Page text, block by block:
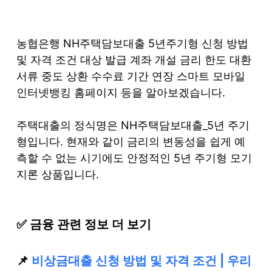
p
o
o
n
e
농협은행 NH주택담보대출 5년주기형 신청 방법
및 자격 조건 대상 발급 계좌 개설 금리 한도 대환
서류 중도 상환 수수료 기간 연장 스마트 모바일
인터넷뱅킹 홈페이지 등을 알아보겠습니다.
주택대출의 정식명은 NH주택담보대출_5년 주기
형입니다. 현재와 같이 금리의 변동성을 쉽게 예
측할 수 없는 시기에도 안정적인 5년 주기형 모기
지론 상품입니다.
✅ 금융 관련 정보 더 보기
📌 비상금대출 신청 방법 및 자격 조건 | 우리